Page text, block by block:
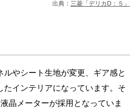
出典： 三菱「デリカD：５」
ルやシート生地が変更、ギア感と
たインテリアになっています。そ
晶メーターが採用となっていま